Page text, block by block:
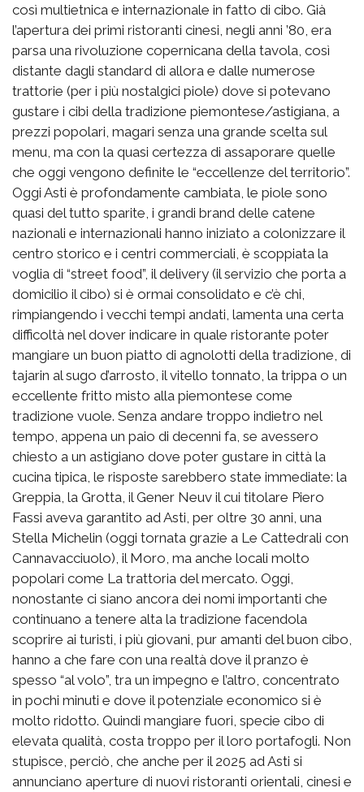
così multietnica e internazionale in fatto di cibo. Già
l’apertura dei primi ristoranti cinesi, negli anni ’80, era
parsa una rivoluzione copernicana della tavola, così
distante dagli standard di allora e dalle numerose
trattorie (per i più nostalgici piole) dove si potevano
gustare i cibi della tradizione piemontese/astigiana, a
prezzi popolari, magari senza una grande scelta sul
menu, ma con la quasi certezza di assaporare quelle
che oggi vengono definite le “eccellenze del territorio”.
Oggi Asti è profondamente cambiata, le piole sono
quasi del tutto sparite, i grandi brand delle catene
nazionali e internazionali hanno iniziato a colonizzare il
centro storico e i centri commerciali, è scoppiata la
voglia di “street food”, il delivery (il servizio che porta a
domicilio il cibo) si è ormai consolidato e c’è chi,
rimpiangendo i vecchi tempi andati, lamenta una certa
difficoltà nel dover indicare in quale ristorante poter
mangiare un buon piatto di agnolotti della tradizione, di
tajarin al sugo d’arrosto, il vitello tonnato, la trippa o un
eccellente fritto misto alla piemontese come
tradizione vuole. Senza andare troppo indietro nel
tempo, appena un paio di decenni fa, se avessero
chiesto a un astigiano dove poter gustare in città la
cucina tipica, le risposte sarebbero state immediate: la
Greppia, la Grotta, il Gener Neuv il cui titolare Piero
Fassi aveva garantito ad Asti, per oltre 30 anni, una
Stella Michelin (oggi tornata grazie a Le Cattedrali con
Cannavacciuolo), il Moro, ma anche locali molto
popolari come La trattoria del mercato. Oggi,
nonostante ci siano ancora dei nomi importanti che
continuano a tenere alta la tradizione facendola
scoprire ai turisti, i più giovani, pur amanti del buon cibo,
hanno a che fare con una realtà dove il pranzo è
spesso “al volo”, tra un impegno e l’altro, concentrato
in pochi minuti e dove il potenziale economico si è
molto ridotto. Quindi mangiare fuori, specie cibo di
elevata qualità, costa troppo per il loro portafogli. Non
stupisce, perciò, che anche per il 2025 ad Asti si
annunciano aperture di nuovi ristoranti orientali, cinesi e